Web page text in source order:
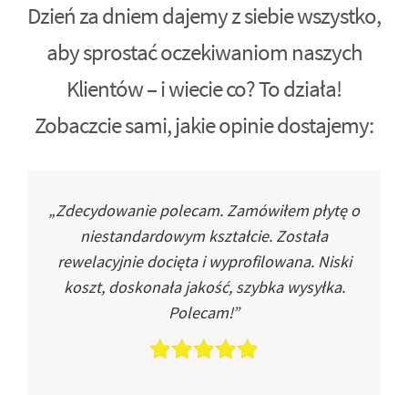
Dzień za dniem dajemy z siebie wszystko,
aby sprostać oczekiwaniom naszych
Klientów – i wiecie co? To działa!
Zobaczcie sami, jakie opinie dostajemy:
„Zdecydowanie polecam. Zamówiłem płytę o
niestandardowym kształcie. Została
rewelacyjnie docięta i wyprofilowana. Niski
koszt, doskonała jakość, szybka wysyłka.
Polecam!”